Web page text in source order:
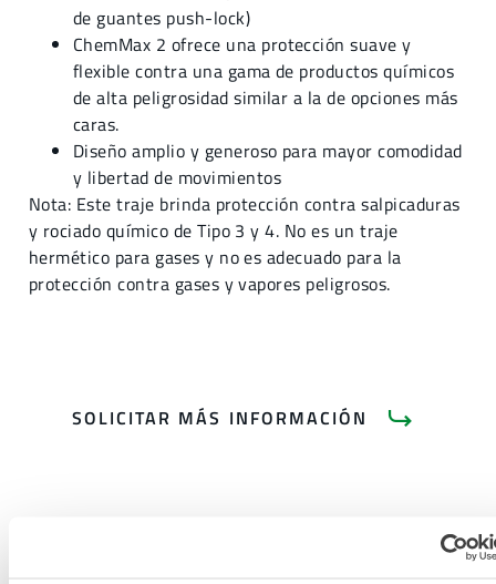
de guantes push-lock)
ChemMax 2 ofrece una protección suave y
flexible contra una gama de productos químicos
de alta peligrosidad similar a la de opciones más
caras.
Diseño amplio y generoso para mayor comodidad
y libertad de movimientos
Nota: Este traje brinda protección contra salpicaduras
y rociado químico de Tipo 3 y 4. No es un traje
hermético para gases y no es adecuado para la
protección contra gases y vapores peligrosos.
SOLICITAR MÁS INFORMACIÓN